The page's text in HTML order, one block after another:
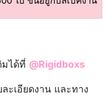
มได้ที่ @Rigidboxs
ะเอียดงาน และทาง